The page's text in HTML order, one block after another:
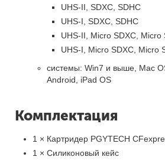
UHS-II, SDXC, SDHC
UHS-I, SDXC, SDHC
UHS-II, Micro SDXC, Micro
UHS-I, Micro SDXC, Micro
системы: Win7 и выше, Mac
Android, iPad OS
Комплектация
1 × Картридер PGYTECH
1 × Силиконовый кейс